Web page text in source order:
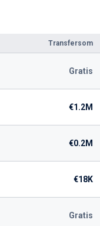
Transfersom
Gratis
€1.2M
€0.2M
€18K
Gratis